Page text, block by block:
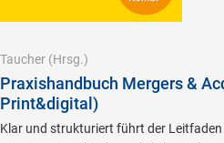
Taucher (Hrsg.)
Praxishandbuch Mergers &
Print&digital)
Klar und strukturiert führt der